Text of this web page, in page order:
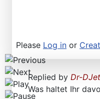
Please Log in or
Replied by Dr-DJet
Was haltet Ihr